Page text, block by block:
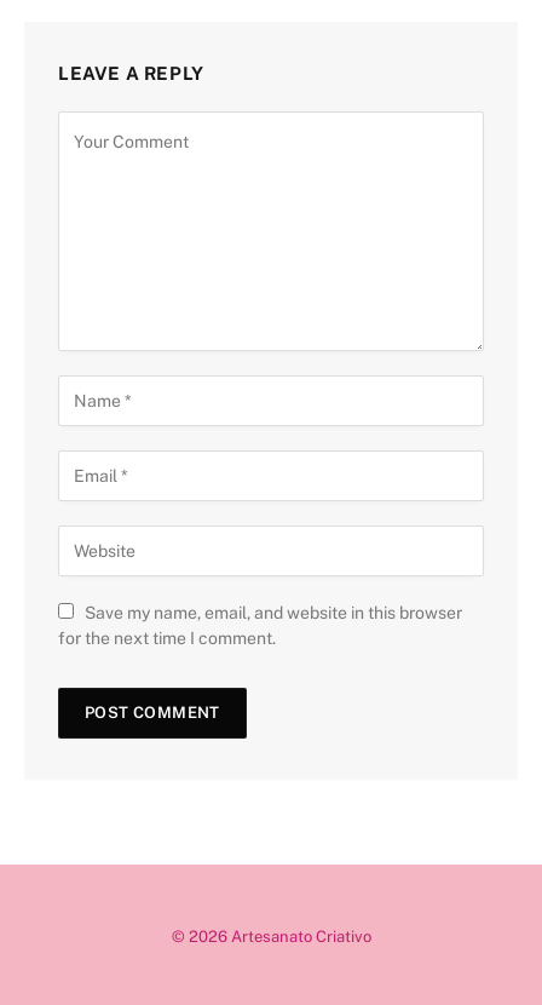
LEAVE A REPLY
Save my name, email, and website in this browser
for the next time I comment.
© 2026 Artesanato Criativo